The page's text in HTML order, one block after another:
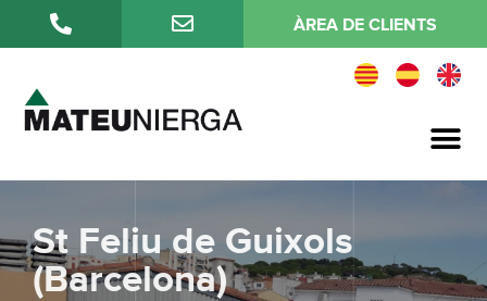
ÀREA DE CLIENTS
St Feliu de Guixols
(Barcelona)